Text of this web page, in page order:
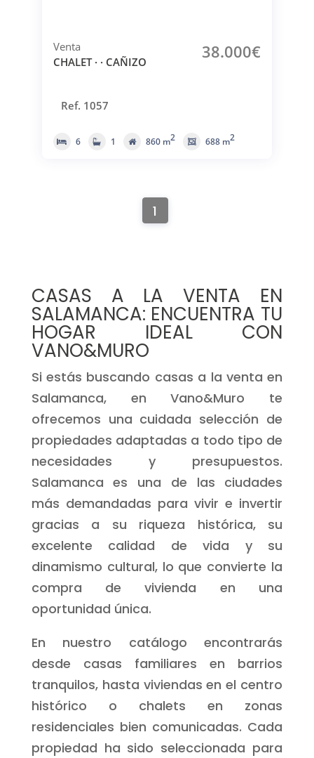
Venta
CHALET · · CAÑIZO
38.000€
Ref. 1057
6 1 860 m2 688 m2
1
CASAS A LA VENTA EN
SALAMANCA: ENCUENTRA TU
HOGAR IDEAL CON
VANO&MURO
Si estás buscando casas a la venta en
Salamanca, en Vano&Muro te
ofrecemos una cuidada selección de
propiedades adaptadas a todo tipo de
necesidades y presupuestos.
Salamanca es una de las ciudades
más demandadas para vivir e invertir
gracias a su riqueza histórica, su
excelente calidad de vida y su
dinamismo cultural, lo que convierte la
compra de vivienda en una
oportunidad única.
En nuestro catálogo encontrarás
desde casas familiares en barrios
tranquilos, hasta viviendas en el centro
histórico o chalets en zonas
residenciales bien comunicadas. Cada
propiedad ha sido seleccionada para